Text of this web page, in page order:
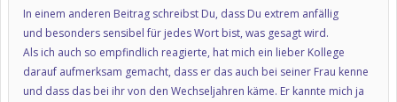
In einem anderen Beitrag schreibst Du, dass Du extrem anfällig
und besonders sensibel für jedes Wort bist, was gesagt wird.
Als ich auch so empfindlich reagierte, hat mich ein lieber Kollege
darauf aufmerksam gemacht, dass er das auch bei seiner Frau kenne
und dass das bei ihr von den Wechseljahren käme. Er kannte mich ja